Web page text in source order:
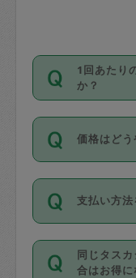
1回あたり
か？
依頼1回
超えて依
利用くだ
の上事前
お、3時
いません
価格はど
11種類の
身が価格
タスカジ
があり、
値、など
支払い方
お支払方
Master／
同じタス
合はお得に